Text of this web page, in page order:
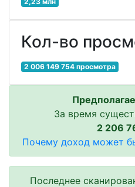
Кол-во
2 006 149 754 просмотра
За время
2 206
Почему доход может
Последнее